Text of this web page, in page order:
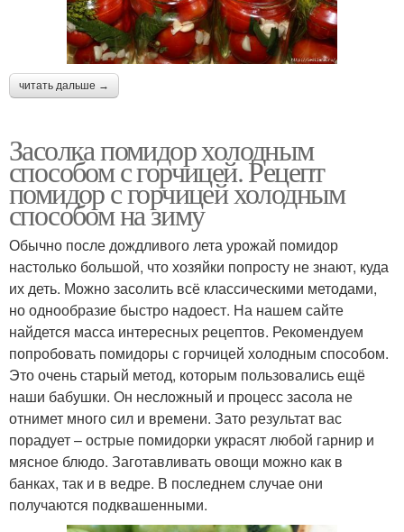
читать дальше →
Засолка помидор холодным
способом с горчицей. Рецепт
помидор с горчицей холодным
способом на зиму
Обычно после дождливого лета урожай помидор
настолько большой, что хозяйки попросту не знают, куда
их деть. Можно засолить всё классическими методами,
но однообразие быстро надоест. На нашем сайте
найдется масса интересных рецептов. Рекомендуем
попробовать помидоры с горчицей холодным способом.
Это очень старый метод, которым пользовались ещё
наши бабушки. Он несложный и процесс засола не
отнимет много сил и времени. Зато результат вас
порадует – острые помидорки украсят любой гарнир и
мясное блюдо. Заготавливать овощи можно как в
банках, так и в ведре. В последнем случае они
получаются подквашенными.